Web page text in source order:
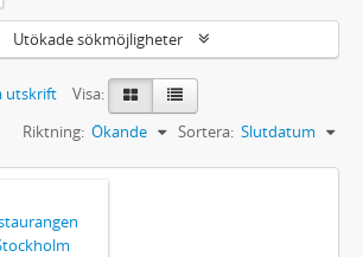
Utökade sökmöjligheter
utskrift
Visa:
Sortera: Slutdatum
Riktning: Ökande